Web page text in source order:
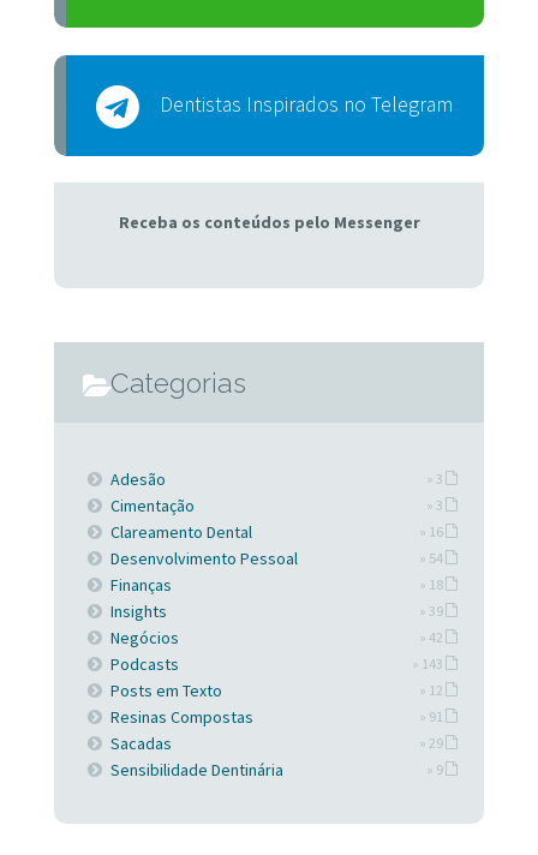
Dentistas Inspirados no Telegram
Receba os conteúdos pelo Messenger
Categorias
Adesão » 3
Cimentação » 3
Clareamento Dental » 16
Desenvolvimento Pessoal » 54
Finanças » 18
Insights » 39
Negócios » 42
Podcasts » 143
Posts em Texto » 12
Resinas Compostas » 91
Sacadas » 29
Sensibilidade Dentinária » 9